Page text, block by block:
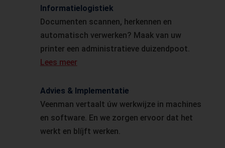
Informatielogistiek
Documenten scannen, herkennen en
automatisch verwerken? Maak van uw
printer een administratieve duizendpoot.
Lees meer
Advies & Implementatie
Veenman vertaalt úw werkwijze in machines
en software. En we zorgen ervoor dat het
werkt en blíjft werken.